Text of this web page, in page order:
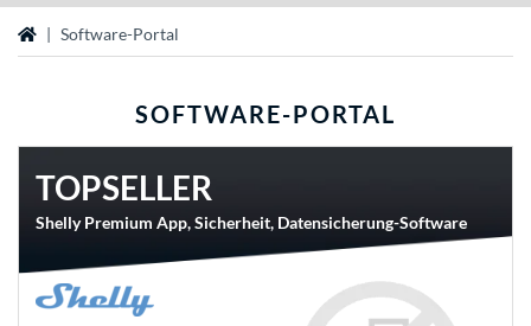
StartseiteSoftware-Portal
SOFTWARE-PORTAL
TOPSELLER
Shelly Premium App, Sicherheit, Datensicherung-Software